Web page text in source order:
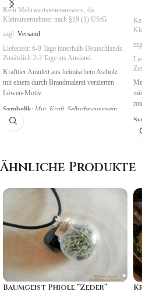
Kein Mehrwertsteuerausweis, da
Kleinunternehmer nach §19 (1) UStG.
zzgl. Versand
Lieferzeit: 6-9 Tage innerhalb Deutschlands.
Zusätzlich 2-3 Tage ins Ausland.
Krafttier Amulett aus heimischem Astholz
mit einem durch Brandmalerei verzierten
Löwen-Motiv.
Symbolik: Mut, Kraft, Selbstbewusstsein
Ähnliche Produkte
Baumgeist Phiole “Zeder”